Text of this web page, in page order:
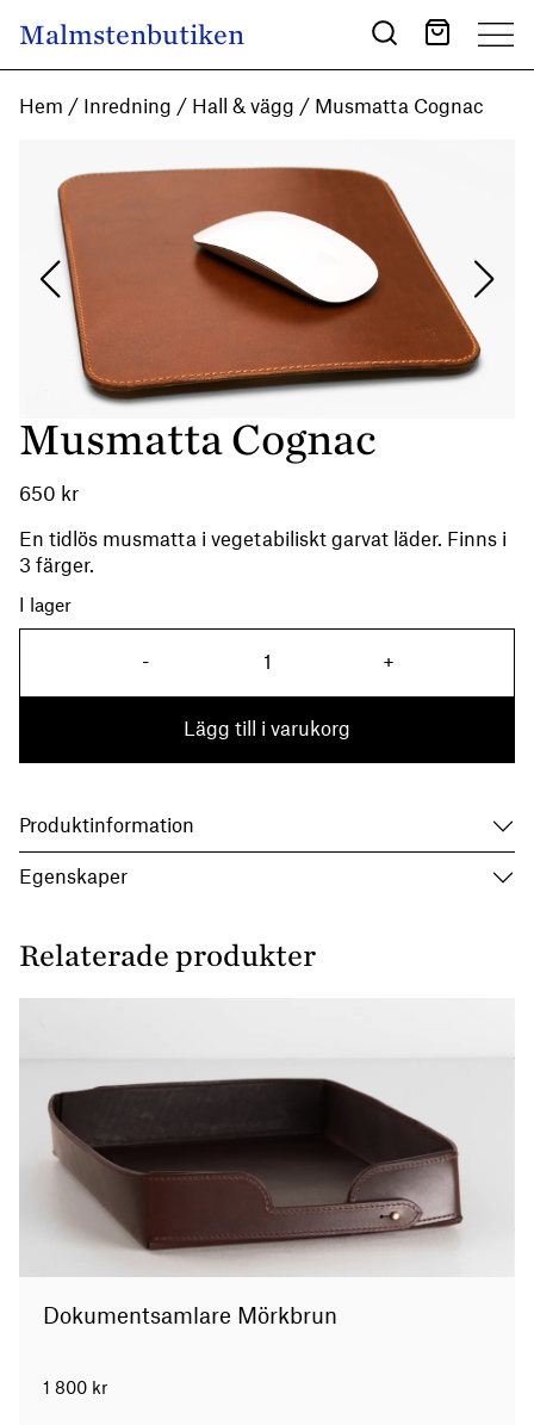
Main Navigation
Malmstenbutiken
Hem / Inredning / Hall & vägg / Musmatta Cognac
Musmatta Cognac
650 kr
En tidlös musmatta i vegetabiliskt garvat läder. Finns i
3 färger.
I lager
- Musmatta Cognac mängd
+
Lägg till i varukorg
Produktinformation
Egenskaper
Relaterade produkter
Dokumentsamlare Mörkbrun
1 800 kr